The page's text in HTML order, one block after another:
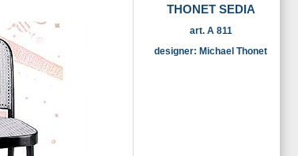
THONET SEDIA
art. A 811
designer: Michael Thonet